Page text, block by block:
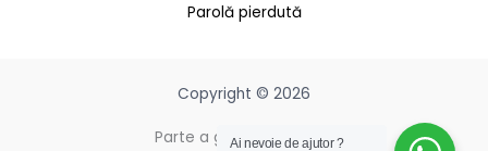
Parolă pierdută
Copyright © 2026
Parte a grupului BiaRose
Ai nevoie de ajutor ?